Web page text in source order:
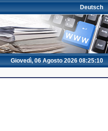
Deutsch
Giovedì, 06 Agosto 2026 08:25:10